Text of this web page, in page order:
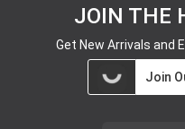
JOIN THE
Get New Arrivals and
Join